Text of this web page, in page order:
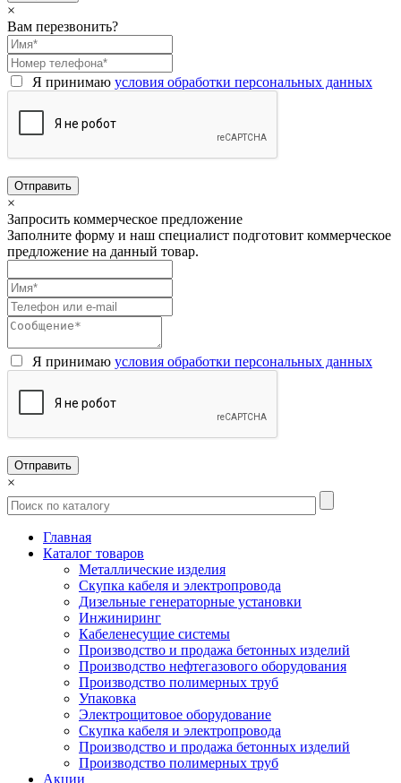
×
Вам перезвонить?
Я принимаю условия обработки персональных данных
×
Запросить коммерческое предложение
Заполните форму и наш специалист подготовит коммерческое
предложение на данный товар.
Я принимаю условия обработки персональных данных
×
Главная
Каталог товаров
Металлические изделия
Скупка кабеля и электропровода
Дизельные генераторные установки
Инжиниринг
Кабеленесущие системы
Производство и продажа бетонных изделий
Производство нефтегазового оборудования
Производство полимерных труб
Упаковка
Электрощитовое оборудование
Скупка кабеля и электропровода
Производство и продажа бетонных изделий
Производство полимерных труб
Акции